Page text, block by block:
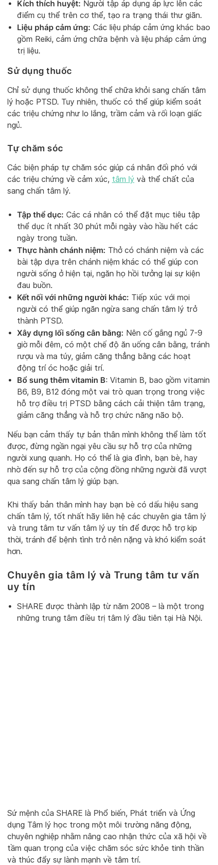
Kích thích huyệt: Người tập áp dụng áp lực lên các
điểm cụ thể trên cơ thể, tạo ra trạng thái thư giãn.
Liệu pháp cảm ứng: Các liệu pháp cảm ứng khác bao
gồm Reiki, cảm ứng chữa bệnh và liệu pháp cảm ứng
trị liệu.
Sử dụng thuốc
Chỉ sử dụng thuốc không thể chữa khỏi sang chấn tâm
lý hoặc PTSD. Tuy nhiên, thuốc có thể giúp kiểm soát
các triệu chứng như lo lắng, trầm cảm và rối loạn giấc
ngủ.
Tự chăm sóc
Các biện pháp tự chăm sóc giúp cá nhân đối phó với
các triệu chứng về cảm xúc, tâm lý và thể chất của
sang chấn tâm lý.
Tập thể dục: Các cá nhân có thể đặt mục tiêu tập
thể dục ít nhất 30 phút mỗi ngày vào hầu hết các
ngày trong tuần.
Thực hành chánh niệm: Thở có chánh niệm và các
bài tập dựa trên chánh niệm khác có thể giúp con
người sống ở hiện tại, ngăn họ hồi tưởng lại sự kiện
đau buồn.
Kết nối với những người khác: Tiếp xúc với mọi
người có thể giúp ngăn ngừa sang chấn tâm lý trở
thành PTSD.
Xây dựng lối sống cân bằng: Nên cố gắng ngủ 7-9
giờ mỗi đêm, có một chế độ ăn uống cân bằng, tránh
rượu và ma túy, giảm căng thẳng bằng các hoạt
động trí óc hoặc giải trí.
Bổ sung thêm vitamin B: Vitamin B, bao gồm vitamin
B6, B9, B12 đóng một vai trò quan trọng trong việc
hỗ trợ điều trị PTSD bằng cách cải thiện tâm trạng,
giảm căng thẳng và hỗ trợ chức năng não bộ.
Nếu bạn cảm thấy tự bản thân mình không thể làm tốt
được, đừng ngần ngại yêu cầu sự hỗ trợ của những
người xung quanh. Họ có thể là gia đình, bạn bè, hay
nhờ đến sự hỗ trợ của cộng đồng những người đã vượt
qua sang chấn tâm lý giúp bạn.
Khi thấy bản thân mình hay bạn bè có dấu hiệu sang
chấn tâm lý, tốt nhất hãy liên hệ các chuyên gia tâm lý
và trung tâm tư vấn tâm lý uy tín để được hỗ trợ kip
thời, tránh để bệnh tình trở nên nặng và khó kiểm soát
hơn.
Chuyên gia tâm lý và Trung tâm tư vấn
uy tín
SHARE được thành lập từ năm 2008 – là một trong
những trung tâm điều trị tâm lý đầu tiên tại Hà Nội.
Sứ mệnh của SHARE là Phổ biến, Phát triển và Ứng
dụng Tâm lý học trong một môi trường năng động,
chuyên nghiệp nhằm nâng cao nhận thức của xã hội về
tầm quan trọng của việc chăm sóc sức khỏe tinh thần
và thúc đẩy sự lành mạnh về tâm trí.